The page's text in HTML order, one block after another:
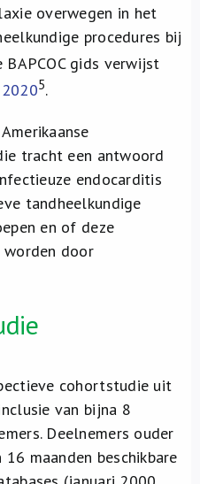
overwegen in het
procedures bij
BAPCOC gids verwijst
5.
tracht een antwoord
endocarditis
tandheelkundige
en of deze
worden door
cohortstudie uit
van bijna 8
Deelnemers ouder
maanden beschikbare